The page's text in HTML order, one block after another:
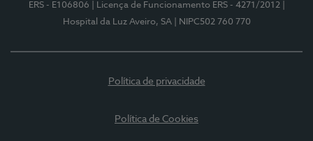
ERS - E106806
| Licença de Funcionamento ERS - 4271/2012
Hospital da Luz Aveiro, SA
| NIPC502 760 770
Política de privacidade
Política de Cookies